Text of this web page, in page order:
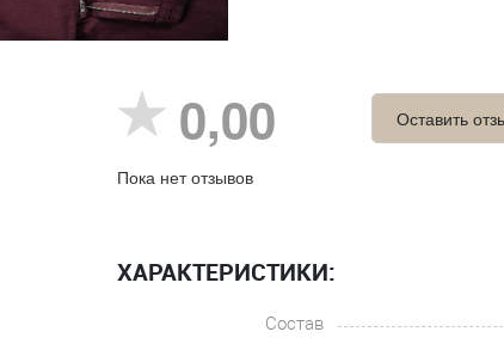
0,00
Пока нет отзывов
Оставить
ХАРАКТЕРИСТИКИ:
Состав